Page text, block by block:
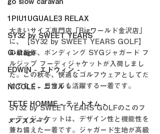
go slow caravan
1PIU1UGUALE3 RELAX
SY32 by SWEET YEARS
G-stage
EDWIN - エドウィン -
NICOLE - ニコル -
TETE HOMME - テットオム -
メンズスーツ
大きいサイズ専門店「Bigワールド金沢店」
に、【SY32 by SWEET YEARS GOLF】
の最新作、ボンディング SYGジャガード フ
ルジップ フーディジャケットが入荷しまし
た。この秋冬、快適なゴルフウェアとしてだ
けでなく、日常でも活躍する一着です。
SY32 by SWEET YEARS GOLFのこのフ
ーディジャケットは、デザイン性と機能性を
兼ね備えた一着です。ジャガード生地が高級